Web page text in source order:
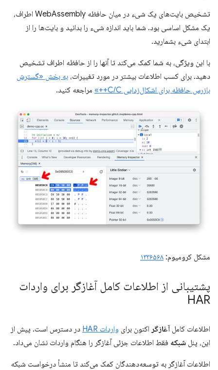
تشخیص بایت‌های یک شیء در میان حافظه WebAssembly اطراف،
یک مشکل اساسی بود. شما باید اندازه شیء را بدانید و بایت‌ها را از
ابتدای شیء بشمارید.
با این ویژگی، به شما کمک می‌کند تا آنها را از حافظه اطراف تشخیص
دهید. برای کسب اطلاعات بیشتر در مورد تغییرات، به بخش «گسترش
بازرس حافظه برای اشکال‌زدایی C/C++»
مراجعه کنید.
مشکل کرومیوم: ۱۳۳۶۵۶۸
پشتیبانی از اطلاعات کامل آغازگر برای واردات
HAR
اطلاعات کامل آغازگر اکنون برای واردات HAR
در دسترس است. پیش از
این، پنل شبکه فقط اطلاعات جزئی آغازگر را هنگام واردات نشان می‌داد.
اطلاعات آغازگر به توسعه‌دهندگان کمک می‌کند تا منشأ درخواست شبکه